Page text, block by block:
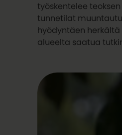
työskentelee teoksen
tunnetilat
hyödyntäen
alueelta saatua